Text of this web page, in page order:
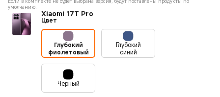
умолчанию.
Xiaomi 17T Pro
Цвет
Глубокий
фиолетовый
Глубокий
синий
Черный